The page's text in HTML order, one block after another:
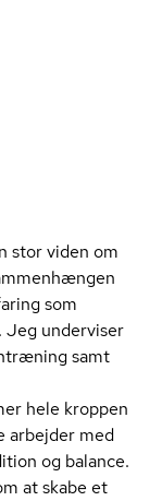
stor viden om
som
Jeg underviser
samt
hele kroppen
arbejder med
og balance.
at skabe et